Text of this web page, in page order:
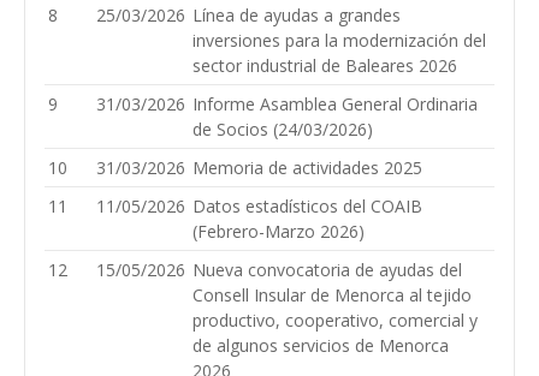
8
25/03/2026 Línea de ayudas a grandes
inversiones para la modernización del
sector industrial de Baleares 2026
9
31/03/2026 Informe Asamblea General Ordinaria
de Socios (24/03/2026)
10
31/03/2026 Memoria de actividades 2025
11
11/05/2026 Datos estadísticos del COAIB
(Febrero-Marzo 2026)
12
15/05/2026 Nueva convocatoria de ayudas del
Consell Insular de Menorca al tejido
productivo, cooperativo, comercial y
de algunos servicios de Menorca
2026